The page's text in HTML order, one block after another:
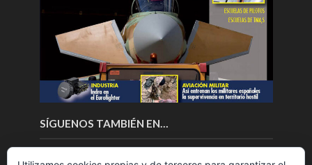
SÍGUENOS TAMBIÉN EN…